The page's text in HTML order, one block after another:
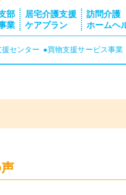
部
業
居宅介護支援
ケアプラン
訪問介護
ホームヘ
センター ●買物支援サービス事業